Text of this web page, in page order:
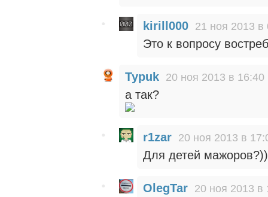
kirill000 21 ноя 2013 в
Это к вопросу
Typuk 20 ноя 2013 в 16:40
а так?
r1zar 20 ноя 2013 в
Для детей мажоров?))
OlegTar 20 ноя 2013 в